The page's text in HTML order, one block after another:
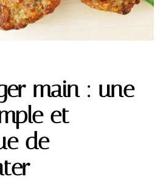
main : une
et
de